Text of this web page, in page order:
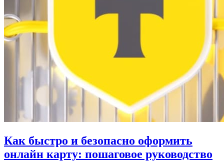
Как быстро и безопасно оформить
онлайн карту: пошаговое руководство